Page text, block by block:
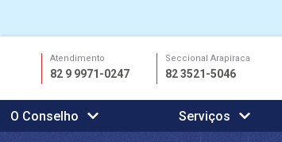
conteúdo
Atendimento
82 9 9971-0247
Seccional Arapiraca
82 3521-5046
O Conselho Serviços